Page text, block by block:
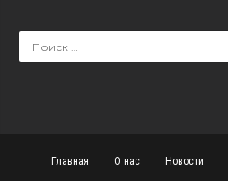
Главная О нас Новости